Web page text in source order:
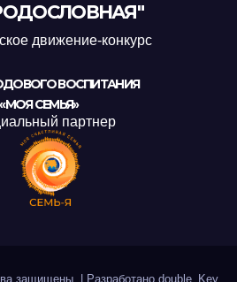
движение-конкурс
ВОСПИТАНИЯ
«МОЯ СЕМЬЯ»
партнер
защищены. Разработано double_Key